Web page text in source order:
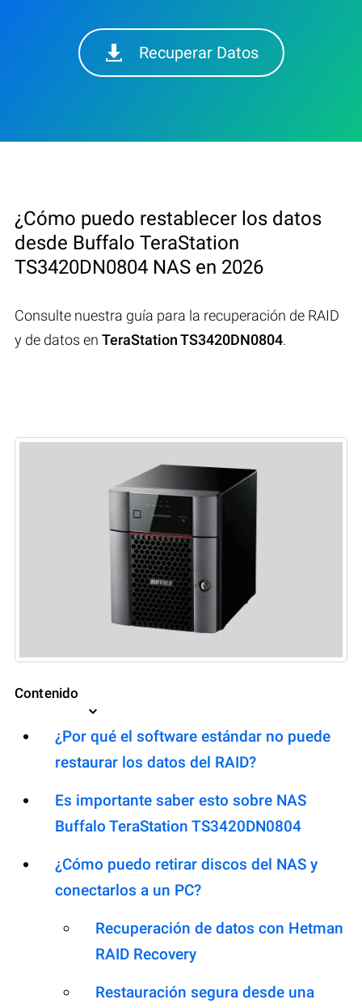
Recuperar Datos
¿Cómo puedo restablecer los datos
desde Buffalo TeraStation
TS3420DN0804 NAS en 2026
Consulte nuestra guía para la recuperación de RAID
y de datos en TeraStation TS3420DN0804.
Contenido
¿Por qué el software estándar no puede
restaurar los datos del RAID?
Es importante saber esto sobre NAS
Buffalo TeraStation TS3420DN0804
¿Cómo puedo retirar discos del NAS y
conectarlos a un PC?
Recuperación de datos con Hetman
RAID Recovery
Restauración segura desde una